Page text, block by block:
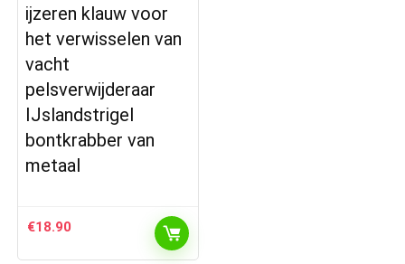
ijzeren klauw voor
het verwisselen van
vacht
pelsverwijderaar
IJslandstrigel
bontkrabber van
metaal
€18.90